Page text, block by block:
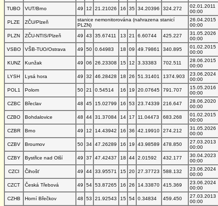
TUBO
VUT/Brno 49 12 21.21026 16 35 34.20396 324.272
02.01.2011
00:00
PLZE
ZČU/Plzeň
stanice nemonitorována (nahrazena stanicí
PLZN)
26.04.2015
00:00
PLZN
ZČU-NTIS/Plzeň 49 43 35.67411 13 21 6.60744 425.227
31.05.2026
00:00
VSBO
VŠB-TUO/Ostrava 49 50 0.64983 18 09 49.79861 340.895
01.02.2015
00:00
KUNZ
Kunžak 49 06 26.23308 15 12 3.33383 702.511
28.06.2015
00:00
LYSH
Lysá hora 49 32 46.28428 18 26 51.31401 1374.903
23.06.2024
00:00
POL1
Polom 50 21 0.54514 16 19 20.07645 791.707
15.05.2016
00:00
CZBC
Břeclav 48 45 15.02799 16 53 23.74339 216.647
28.06.2020
00:00
CZBO
Bohdalovice 48 44 31.37084 14 17 11.04473 683.268
01.02.2015
00:00
CZBR
Brno 49 12 14.43942 16 36 42.19910 274.212
31.05.2026
00:00
CZBV
Broumov 50 34 47.26289 16 19 43.98589 478.850
27.03.2013
00:00
CZBY
Bystřice nad Olší 49 37 47.42437 18 44 2.01592 432.177
30.04.2023
00:00
CZCI
Čihošť 49 44 33.95571 15 20 27.37723 588.132
23.06.2024
00:00
CZCT
Česká Třebová 49 54 53.87265 16 26 14.33870 415.369
23.06.2024
00:00
CZHB
Horní Břečkov 48 53 21.92543 15 54 0.34834 459.450
27.03.2013
00:00